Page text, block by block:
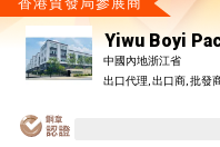
Yiwu Boyi
中國內地浙江省
出口代理, 出口商, 批發